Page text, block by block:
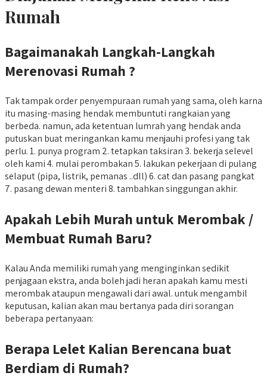
Rumah
Bagaimanakah Langkah-Langkah
Merenovasi Rumah ?
Tak tampak order penyempuraan rumah yang sama, oleh karna
itu masing-masing hendak membuntuti rangkaian yang
berbeda. namun, ada ketentuan lumrah yang hendak anda
putuskan buat meringankan kamu menjauhi profesi yang tak
perlu. 1. punya program 2. tetapkan taksiran 3. bekerja selevel
oleh kami 4. mulai perombakan 5. lakukan pekerjaan di pulang
selaput (pipa, listrik, pemanas ..dll) 6. cat dan pasang pangkat
7. pasang dewan menteri 8. tambahkan singgungan akhir.
Apakah Lebih Murah untuk Merombak /
Membuat Rumah Baru?
Kalau Anda memiliki rumah yang menginginkan sedikit
penjagaan ekstra, anda boleh jadi heran apakah kamu mesti
merombak ataupun mengawali dari awal. untuk mengambil
keputusan, kalian akan mau bertanya pada diri sorangan
beberapa pertanyaan:
Berapa Lelet Kalian Berencana buat
Berdiam di Rumah?